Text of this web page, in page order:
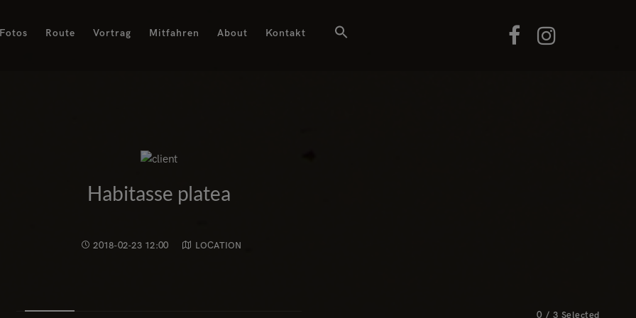
Route Vortrag Mitfahren About Kontakt
Habitasse platea
2018-02-23 12:00 LOCATION
0 / 3 Selected